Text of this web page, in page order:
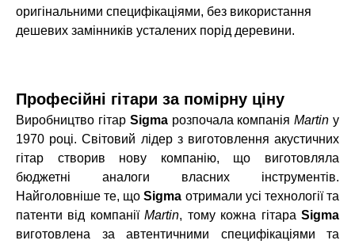
оригінальними специфікаціями, без використання
дешевих замінників усталених порід деревини.
Професійні гітари за помірну ціну
Виробництво гітар Sigma розпочала компаніяMartinу
1970 році. Світовий лідер з виготовлення акустичних
гітар створив нову компанію, що виготовляла
бюджетні аналоги власних інструментів.
Найголовніше те, щоSigma отримали усі технології та
патенти від компаніїMartin, тому кожна гітараSigma
виготовлена за автентичними специфікаціями та